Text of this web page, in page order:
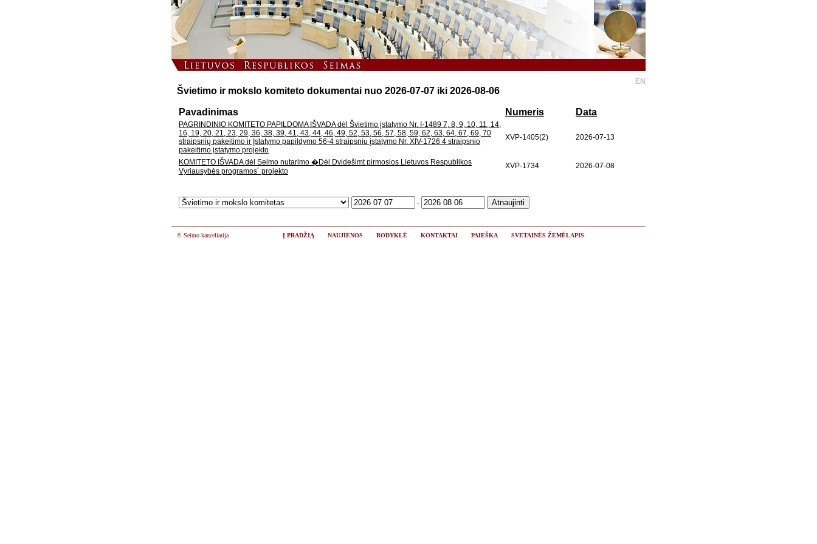
EN
Švietimo ir mokslo komiteto dokumentai nuo 2026-07-07 iki 2026-08-06
Pavadinimas Numeris Data
PAGRINDINIO KOMITETO PAPILDOMA IŠVADA dėl Švietimo įstatymo Nr. I-1489 7, 8, 9, 10, 11, 14,
16, 19, 20, 21, 23, 29, 36, 38, 39, 41, 43, 44, 46, 49, 52, 53, 56, 57, 58, 59, 62, 63, 64, 67, 69, 70
straipsnių pakeitimo ir Įstatymo papildymo 56-4 straipsniu įstatymo Nr. XIV-1726 4 straipsnio
pakeitimo įstatymo projekto
XVP-1405(2) 2026-07-13
KOMITETO IŠVADA dėl Seimo nutarimo �Dėl Dvidešimt pirmosios Lietuvos Respublikos
Vyriausybės programos´ projekto
XVP-1734 2026-07-08
-
© Seimo kanceliarija Į PRADŽIĄ NAUJIENOS RODYKLĖ KONTAKTAI PAIEŠKA SVETAINĖS ŽEMĖLAPIS